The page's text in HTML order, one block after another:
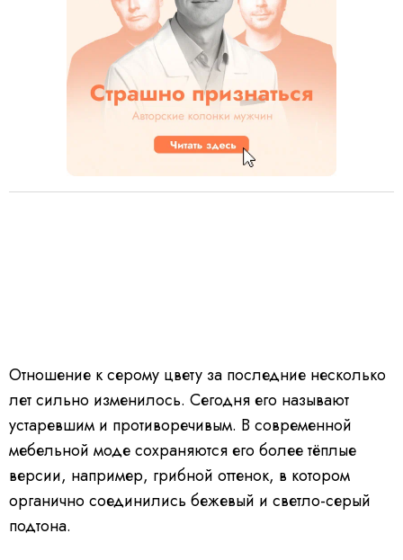
Отношение к серому цвету за последние несколько
лет сильно изменилось. Сегодня его называют
устаревшим и противоречивым. В современной
мебельной моде сохраняются его более тёплые
версии, например, грибной оттенок, в котором
органично соединились бежевый и светло-серый
подтона.